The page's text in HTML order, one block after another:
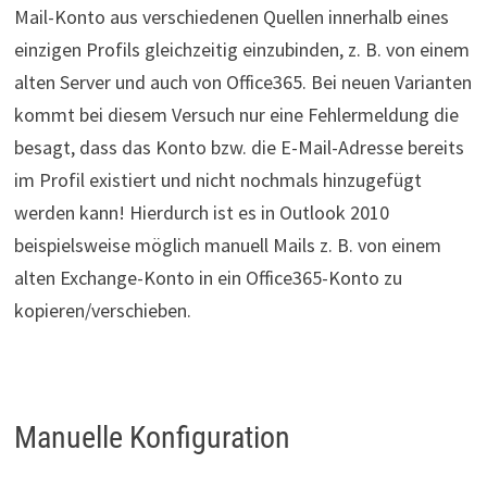
Mail-Konto aus verschiedenen Quellen innerhalb eines
einzigen Profils gleichzeitig einzubinden, z. B. von einem
alten Server und auch von Office365. Bei neuen Varianten
kommt bei diesem Versuch nur eine Fehlermeldung die
besagt, dass das Konto bzw. die E-Mail-Adresse bereits
im Profil existiert und nicht nochmals hinzugefügt
werden kann! Hierdurch ist es in Outlook 2010
beispielsweise möglich manuell Mails z. B. von einem
alten Exchange-Konto in ein Office365-Konto zu
kopieren/verschieben.
Manuelle Konfiguration